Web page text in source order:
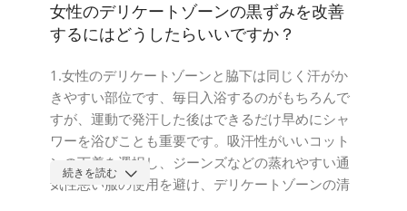
1.遺伝性要因：肌の色が濃い人もいるので、外陰
部の色も濃くなりますが、これは遺伝的な要因に
2.色素沈着：メラノサイトの数が多ければ、局部
の肌色は黒く濃くなります。例えば、会陰部のメ
ラノサイトの密集度は、顔の皮膚や胴体の皮膚に
比べて非常に高いので、女性の「陰部」の色は濃
くなります。
3.エストロゲンの影響：思春期の前に、男性と女
女性のデリケートゾーンの黒ずみを改善
するにはどうしたらいいですか？
1.女性のデリケートゾーンと脇下は同じく汗がか
きやすい部位です、毎日入浴するのがもちろんで
すが、運動で発汗した後はできるだけ早めにシャ
ワーを浴びことも重要です。吸汗性がいいコット
ンの下着を選択し、ジーンズなどの蒸れやすい通
気性悪い服の使用を避け、デリケートゾーンの清
続きを読む